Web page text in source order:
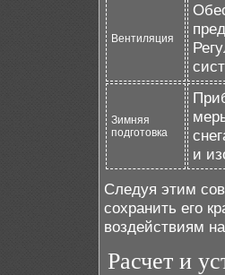
Вентиляция
Зимняя
подготовка
и
Следуя этим
сохранить его
воздействиям
Расчет и